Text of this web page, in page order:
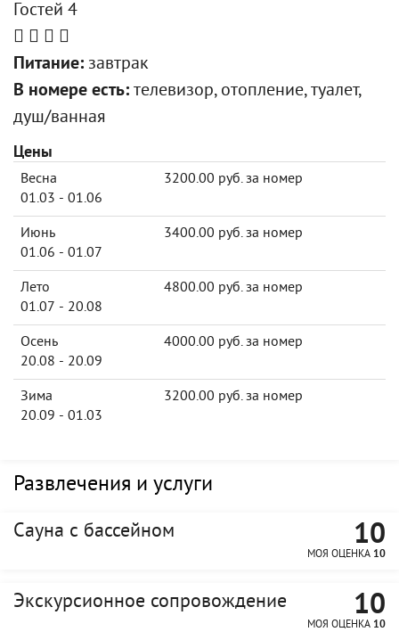
Гостей 4
Питание: завтрак
В номере есть: телевизор, отопление, туалет,
душ/ванная
Цены
Весна
01.03 - 01.06
3200.00 руб. за номер
Июнь
01.06 - 01.07
3400.00 руб. за номер
Лето
01.07 - 20.08
4800.00 руб. за номер
Осень
20.08 - 20.09
4000.00 руб. за номер
Зима
20.09 - 01.03
3200.00 руб. за номер
Развлечения и услуги
Сауна с бассейном 10
МОЯ ОЦЕНКА 10
Экскурсионное сопровождение 10
МОЯ ОЦЕНКА 10